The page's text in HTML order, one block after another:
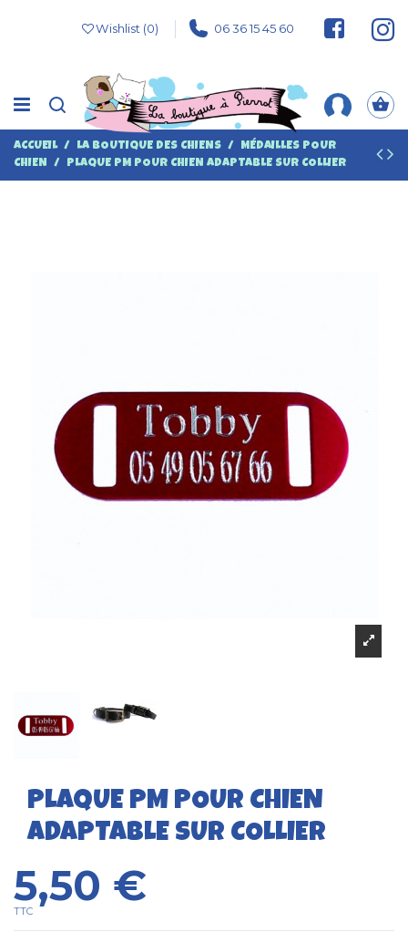
Wishlist (0) 06 36 15 45 60
ACCUEIL LA BOUTIQUE DES CHIENS
MÉDAILLES POUR
CHIEN
PLAQUE PM POUR CHIEN ADAPTABLE SUR COLLIER
PLAQUE PM POUR CHIEN
ADAPTABLE SUR COLLIER
5,50 €
TTC